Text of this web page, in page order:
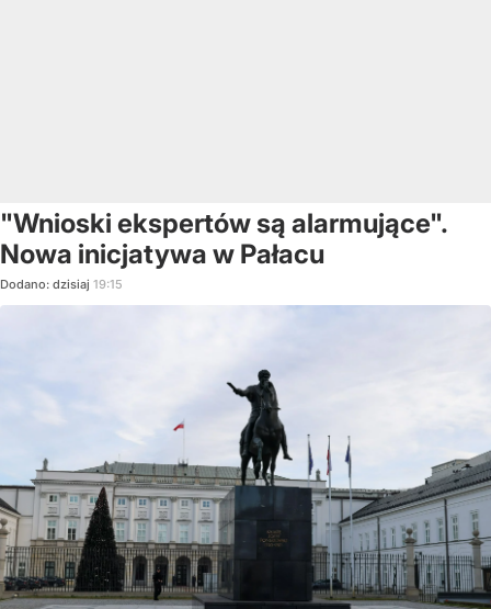
"Wnioski ekspertów są alarmujące".
Nowa inicjatywa w Pałacu
Dodano: dzisiaj 19:15